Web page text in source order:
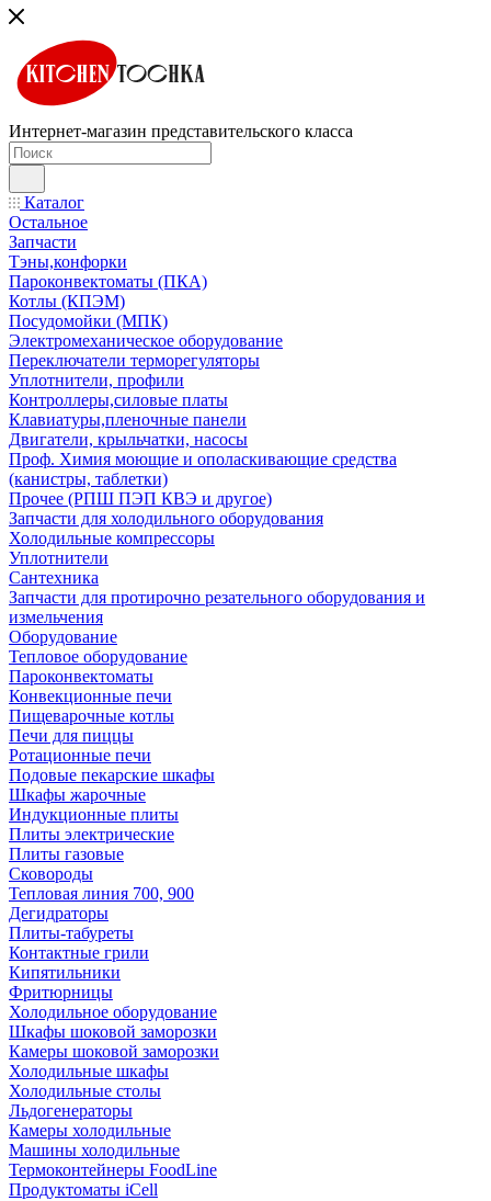
Интернет-магазин представительского класса
Каталог
Остальное
Запчасти
Тэны,конфорки
Пароконвектоматы (ПКА)
Котлы (КПЭМ)
Посудомойки (МПК)
Электромеханическое оборудование
Переключатели терморегуляторы
Уплотнители, профили
Контроллеры,силовые платы
Клавиатуры,пленочные панели
Двигатели, крыльчатки, насосы
Проф. Химия моющие и ополаскивающие средства
(канистры, таблетки)
Прочее (РПШ ПЭП КВЭ и другое)
Запчасти для холодильного оборудования
Холодильные компрессоры
Уплотнители
Сантехника
Запчасти для протирочно резательного оборудования и
измельчения
Оборудование
Тепловое оборудование
Пароконвектоматы
Конвекционные печи
Пищеварочные котлы
Печи для пиццы
Ротационные печи
Подовые пекарские шкафы
Шкафы жарочные
Индукционные плиты
Плиты электрические
Плиты газовые
Сковороды
Тепловая линия 700, 900
Дегидраторы
Плиты-табуреты
Контактные грили
Кипятильники
Фритюрницы
Холодильное оборудование
Шкафы шоковой заморозки
Камеры шоковой заморозки
Холодильные шкафы
Холодильные столы
Льдогенераторы
Камеры холодильные
Машины холодильные
Термоконтейнеры FoodLine
Продуктоматы iCell